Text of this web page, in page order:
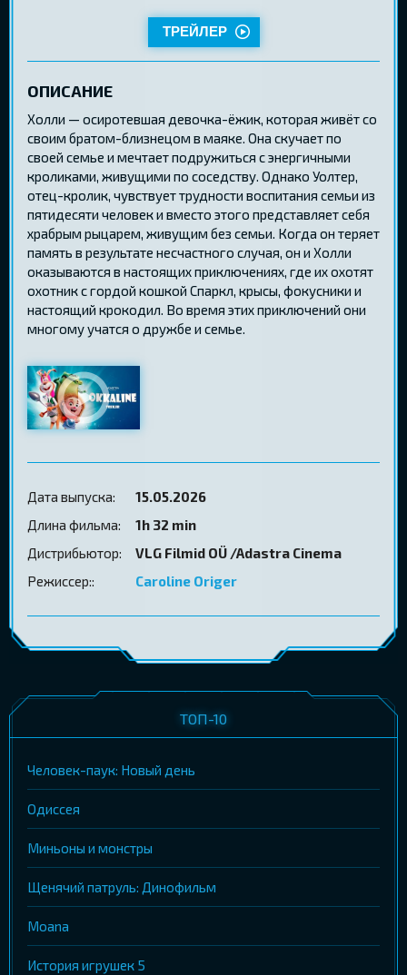
ТРЕЙЛЕР
ОПИСАНИЕ
Холли — осиротевшая девочка-ёжик, которая живёт со
своим братом-близнецом в маяке. Она скучает по
своей семье и мечтает подружиться с энергичными
кроликами, живущими по соседству. Однако Уолтер,
отец-кролик, чувствует трудности воспитания семьи из
пятидесяти человек и вместо этого представляет себя
храбрым рыцарем, живущим без семьи. Когда он теряет
память в результате несчастного случая, он и Холли
оказываются в настоящих приключениях, где их охотят
охотник с гордой кошкой Спаркл, крысы, фокусники и
настоящий крокодил. Во время этих приключений они
многому учатся о дружбе и семье.
Дата выпуска:
15.05.2026
Длина фильма:
1h 32 min
Дистрибьютор:
VLG Filmid OÜ /Adastra Cinema
Режиссер::
Caroline Origer
ТОП-10
Человек-паук: Новый день
Одиссея
Миньоны и монстры
Щенячий патруль: Динофильм
Moana
История игрушек 5